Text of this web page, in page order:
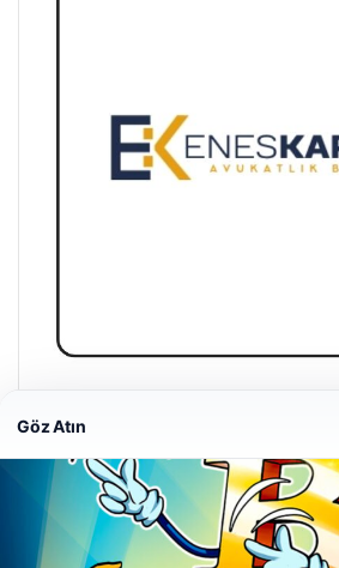
Nisan 28, 2026
Göz Atın